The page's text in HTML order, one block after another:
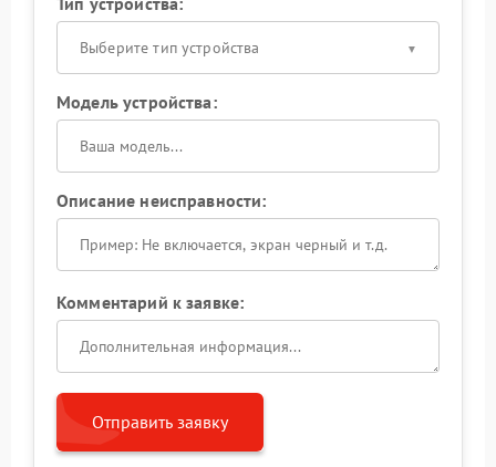
Выберите тип устройства
Модель устройства:
Описание неисправности:
Комментарий к заявке:
Отправить заявку